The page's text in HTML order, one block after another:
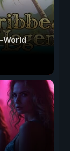
World